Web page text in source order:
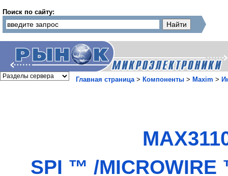
Поиск по сайту:
Главная страница> Компоненты > Maxim >
SPI ™ /